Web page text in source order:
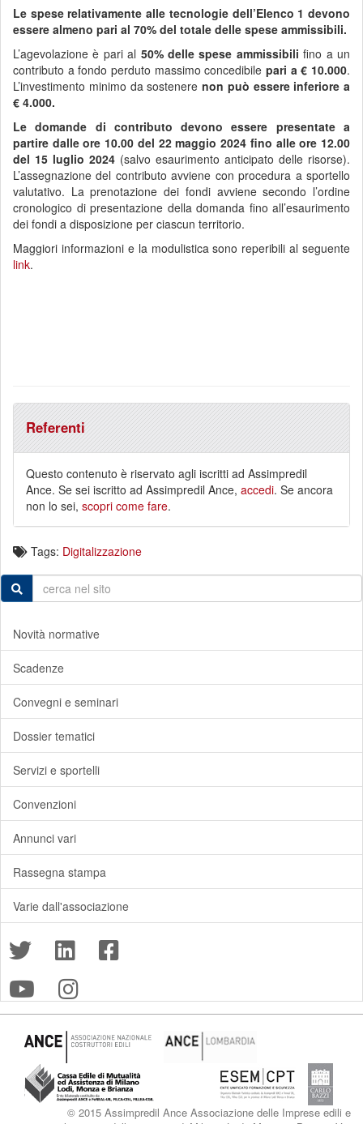
Le spese relativamente alle tecnologie dell’Elenco 1 devono
essere almeno pari al 70% del totale delle spese ammissibili.
L’agevolazione è pari al 50% delle spese ammissibili fino a un
contributo a fondo perduto massimo concedibile pari a € 10.000.
L’investimento minimo da sostenere non può essere inferiore a
€ 4.000.
Le domande di contributo devono essere presentate a
partire dalle ore 10.00 del 22 maggio 2024 fino alle ore 12.00
del 15 luglio 2024 (salvo esaurimento anticipato delle risorse).
L’assegnazione del contributo avviene con procedura a sportello
valutativo. La prenotazione dei fondi avviene secondo l’ordine
cronologico di presentazione della domanda fino all’esaurimento
dei fondi a disposizione per ciascun territorio.
Maggiori informazioni e la modulistica sono reperibili al seguente
link.
Referenti
Questo contenuto è riservato agli iscritti ad Assimpredil
Ance. Se sei iscritto ad Assimpredil Ance, accedi. Se ancora
non lo sei, scopri come fare.
Tags: Digitalizzazione
Novità normative
Scadenze
Convegni e seminari
Dossier tematici
Servizi e sportelli
Convenzioni
Annunci vari
Rassegna stampa
Varie dall'associazione
© 2015 Assimpredil Ance Associazione delle Imprese edili e